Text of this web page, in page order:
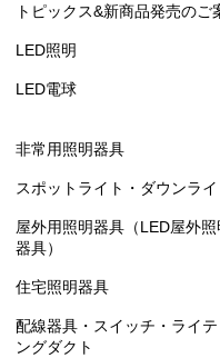
トピックス&新商品発売のご
LED照明
LED電球
非常用照明器具
スポットライト・ダウンライ
屋外用照明器具（LED屋外照
器具）
住宅照明器具
配線器具・スイッチ・ライテ
ングダクト